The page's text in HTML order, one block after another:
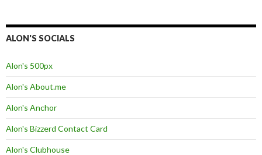
ALON'S SOCIALS
Alon's 500px
Alon's About.me
Alon's Anchor
Alon's Bizzerd Contact Card
Alon's Clubhouse